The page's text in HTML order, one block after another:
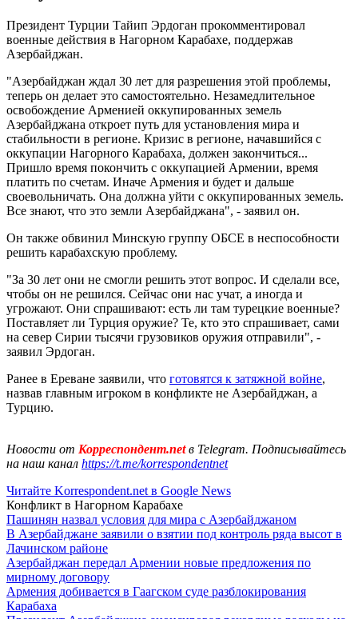
Президент Турции Тайип Эрдоган прокомментировал
военные действия в Нагорном Карабахе, поддержав
Азербайджан.
"Азербайджан ждал 30 лет для разрешения этой проблемы,
теперь он делает это самостоятельно. Незамедлительное
освобождение Арменией оккупированных земель
Азербайджана откроет путь для установления мира и
стабильности в регионе. Кризис в регионе, начавшийся с
оккупации Нагорного Карабаха, должен закончиться...
Пришло время покончить с оккупацией Армении, время
платить по счетам. Иначе Армения и будет и дальше
своевольничать. Она должна уйти с оккупированных земель.
Все знают, что это земли Азербайджана", - заявил он.
Он также обвинил Минскую группу ОБСЕ в неспособности
решить карабахскую проблему.
"За 30 лет они не смогли решить этот вопрос. И сделали все,
чтобы он не решился. Сейчас они нас учат, а иногда и
угрожают. Они спрашивают: есть ли там турецкие военные?
Поставляет ли Турция оружие? Те, кто это спрашивает, сами
на север Сирии тысячи грузовиков оружия отправили", -
заявил Эрдоган.
Ранее в Ереване заявили, что готовятся к затяжной войне,
назвав главным игроком в конфликте не Азербайджан, а
Турцию.
Новости от Корреспондент.netв Telegram. Подписывайтесь
на наш канал https://t.me/korrespondentnet
Читайте Korrespondent.net в Google News
Конфликт в Нагорном Карабахе
Пашинян назвал условия для мира с Азербайджаном
В Азербайджане заявили о взятии под контроль ряда высот в
Лачинском районе
Азербайджан передал Армении новые предложения по
мирному договору
Армения добивается в Гаагском суде разблокирования
Карабаха